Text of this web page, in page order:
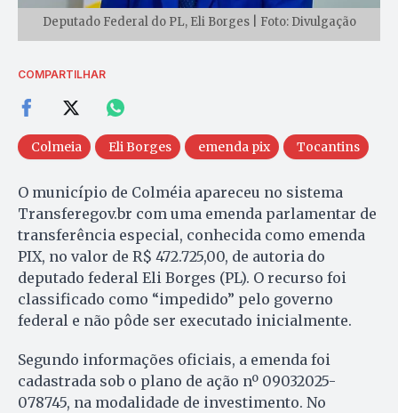
Deputado Federal do PL, Eli Borges | Foto: Divulgação
COMPARTILHAR
Colmeia Eli Borges emenda pix Tocantins
O município de Colméia apareceu no sistema
Transferegov.br com uma emenda parlamentar de
transferência especial, conhecida como emenda
PIX, no valor de R$ 472.725,00, de autoria do
deputado federal Eli Borges (PL). O recurso foi
classificado como “impedido” pelo governo
federal e não pôde ser executado inicialmente.
Segundo informações oficiais, a emenda foi
cadastrada sob o plano de ação nº 09032025-
078745, na modalidade de investimento. No